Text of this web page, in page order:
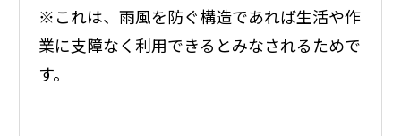
※これは、雨風を防ぐ構造であれば生活や作
業に支障なく利用できるとみなされるためで
す。